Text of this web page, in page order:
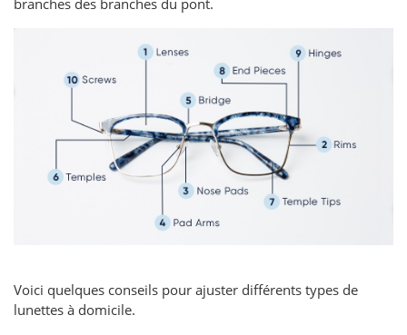
Voici quelques conseils pour ajuster différents types de
lunettes à domicile.